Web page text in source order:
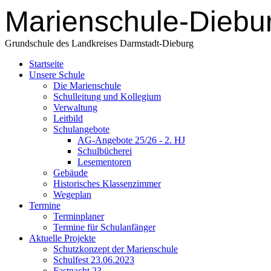
Marienschule-
Grundschule des Landkreises Darmstadt-Dieburg
Startseite
Unsere Schule
Die Marienschule
Schulleitung und Kollegium
Verwaltung
Leitbild
Schulangebote
AG-Angebote 25/26 - 2. HJ
Schulbücherei
Lesementoren
Gebäude
Historisches Klassenzimmer
Wegeplan
Termine
Terminplaner
Termine für Schulanfänger
Aktuelle Projekte
Schutzkonzept der Marienschule
Schulfest 23.06.2023